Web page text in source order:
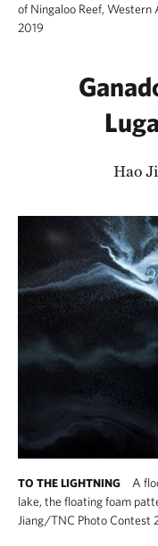
of Ningaloo Reef, Western
2019
Hao
TO THE LIGHTNING
A
lake, the floating foam
Jiang/TNC Photo Contest